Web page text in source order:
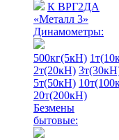
К ВРГ2ДА
«Металл 3»
Динамометры:
500кг(5кН)
2т(20кН)
5т(50кН)
20т(200кН)
Безмены
бытовые: